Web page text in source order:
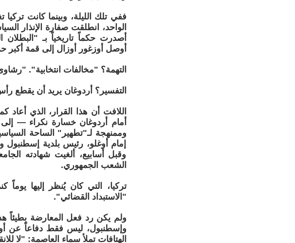
ففي تلك الليلة، وبينما كانت
الواحد، انطلقت صفارة الإنذار
أوصل أوزغور أوزال إلى قمة أكبر
التهمة؟ "مخالفات انتخابية".
التفسير؟ أردوغان يريد أن يقطع
أمام أردوغان خسارة نكراء —
وممنهجة لـ"تطهير" الساحة
إمام أوغلو، رئيس بلدية
وقبل أسابيع، ألغيت شهادته
الشعب الجمهوري.
تركيا، التي كان يُنظر إليها
"الاستبداد القضائي".
وإسطنبول، ليس فقط دفاعاً عن
الهتافات تملأ سماء العاصمة: "لا